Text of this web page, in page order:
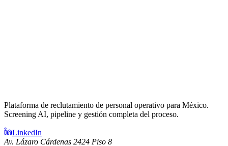
Plataforma de reclutamiento de personal operativo para México.
Screening AI, pipeline y gestión completa del proceso.
LinkedIn
Av. Lázaro Cárdenas 2424 Piso 8